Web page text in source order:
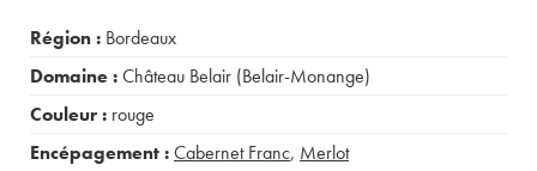
Région : Bordeaux
Domaine :Château Belair (Belair-Monange)
Couleur : rouge
Encépagement :Cabernet Franc, Merlot